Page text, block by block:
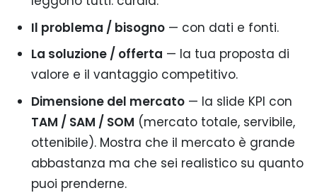
Il problema / bisogno— con dati e fonti.
La soluzione / offerta — la tua proposta di
valore e il vantaggio competitivo.
Dimensione del mercato— la slide KPI con
TAM / SAM / SOM (mercato totale, servibile,
ottenibile). Mostra che il mercato è grande
abbastanza ma che sei realistico su quanto
puoi prenderne.